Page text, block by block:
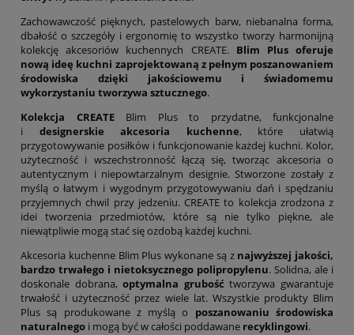
Zachowawczość pięknych, pastelowych barw, niebanalna forma,
dbałość o szczegóły i ergonomię to wszystko tworzy harmonijną
kolekcję akcesoriów kuchennych CREATE. Blim Plus oferuje
nową ideę kuchni zaprojektowaną z pełnym poszanowaniem
środowiska dzięki jakościowemu i świadomemu
wykorzystaniu tworzywa sztucznego.
Kolekcja CREATEBlim Plus to przydatne, funkcjonalne
i designerskie akcesoria kuchenne, które ułatwią
przygotowywanie posiłków i funkcjonowanie każdej kuchni. Kolor,
użyteczność i wszechstronność łączą się, tworząc akcesoria o
autentycznym i niepowtarzalnym designie. Stworzone zostały z
myślą o łatwym i wygodnym przygotowywaniu dań i spędzaniu
przyjemnych chwil przy jedzeniu. CREATE to kolekcja zrodzona z
idei tworzenia przedmiotów, które są nie tylko piękne, ale
niewątpliwie mogą stać się ozdobą każdej kuchni.
Akcesoria kuchenne Blim Plus wykonane są z najwyższej jakości,
bardzo trwałego i nietoksycznego polipropylenu. Solidna, ale i
doskonale dobrana,optymalna grubość tworzywa gwarantuje
trwałość i użyteczność przez wiele lat. Wszystkie produkty Blim
Plus są produkowane z myślą o poszanowaniu środowiska
naturalnego i mogą być w całości poddawane recyklingowi.